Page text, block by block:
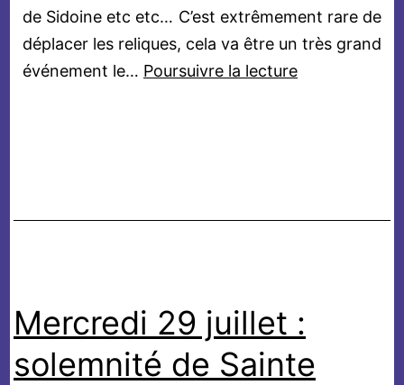
de Sidoine etc etc… C’est extrêmement rare de
déplacer les reliques, cela va être un très grand
événement le… Poursuivre la lecturePèlerinage
Mercredi 29 juillet :
solemnité de Sainte